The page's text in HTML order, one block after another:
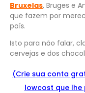
Bruxelas, Bruges e
que fazem por
país.
Isto para não falar,
cervejas e dos
(Crie sua conta
lowcost que